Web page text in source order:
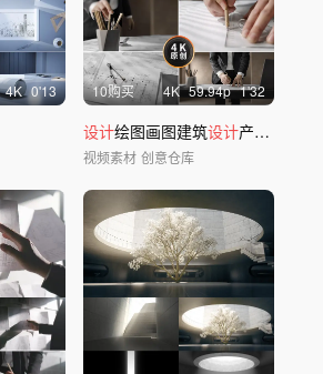
4K 0'13 10购买 4K 59.94p 1'32
设计绘图画图建筑设计产品开发
视频素材 创意仓库